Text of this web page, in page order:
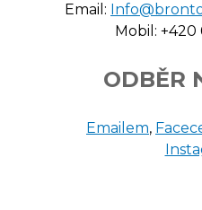
Email:
Mobil:
ODBĚR
Emailem,